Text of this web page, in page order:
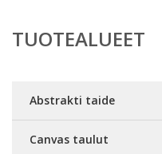
TUOTEALUEET
Abstrakti taide
Canvas taulut